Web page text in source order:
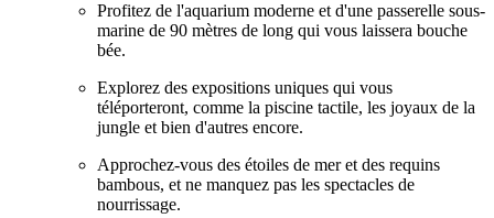
Profitez de l'aquarium moderne et d'une passerelle sous-
marine de 90 mètres de long qui vous laissera bouche
bée.
Explorez des expositions uniques qui vous
téléporteront, comme la piscine tactile, les joyaux de la
jungle et bien d'autres encore.
Approchez-vous des étoiles de mer et des requins
bambous, et ne manquez pas les spectacles de
nourrissage.